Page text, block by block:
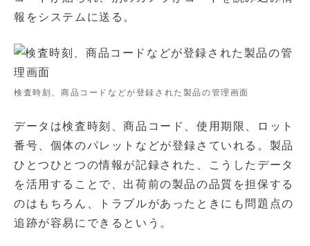
報をシステムに送る。
検査時刻、商品コードなどが登録された製品の管理画面
データは検査時刻、商品コード、使用期限、ロット
番号、個体のパレットなどが登録さていれる。製品
ひとつひとつの情報が記録された、こうしたデータ
を活用することで、出荷前の製品の品質を担保する
のはもちろん、トラブルがあったときにも問題点の
追跡が容易にできるという。